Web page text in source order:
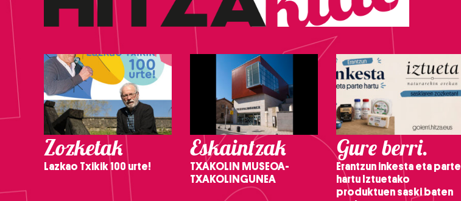
Zozketak
Lazkao Txikik 100 urte!
Eskaintzak
TXAKOLIN MUSEOA-
TXAKOLINGUNEA
Gure berri.
Erantzun inkesta eta parte
hartu Iztuetako
produktuen saski baten